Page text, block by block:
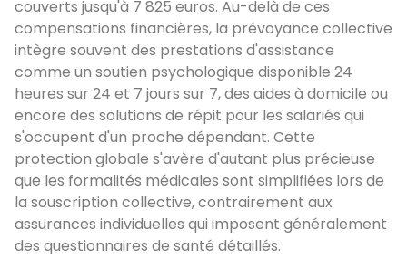
couverts jusqu'à 7 825 euros. Au-delà de ces
compensations financières, la prévoyance collective
intègre souvent des prestations d'assistance
comme un soutien psychologique disponible 24
heures sur 24 et 7 jours sur 7, des aides à domicile ou
encore des solutions de répit pour les salariés qui
s'occupent d'un proche dépendant. Cette
protection globale s'avère d'autant plus précieuse
que les formalités médicales sont simplifiées lors de
la souscription collective, contrairement aux
assurances individuelles qui imposent généralement
des questionnaires de santé détaillés.